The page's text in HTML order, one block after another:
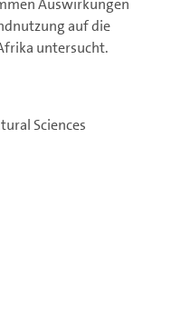
Auswirkungen
auf die
untersucht.
Sciences